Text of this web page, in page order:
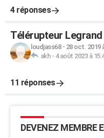
4 réponses
Télérupteur
loudjass68- 28 oct. 2019
akh- 4 août 2023 à
11 réponses
DEVENEZ MEMBRE